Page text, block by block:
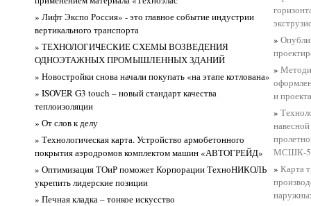
» Лифт Экспо Россия» - это главное событие индустрии
вертикального транспорта
» ТЕХНОЛОГИЧЕСКИЕ СХЕМЫ ВОЗВЕДЕНИЯ
ОДНОЭТАЖНЫХ ПРОМЫШЛЕННЫХ ЗДАНИЙ
» Новостройки снова начали покупать «на этапе котлована»
» ISOVER G3 touch – новый стандарт качества
теплоизоляции
» От слов к делу
» Технологическая карта. Устройство армобетонного
покрытия аэродромов комплектом машин «АВТОГРЕЙД»
» Оптимизация ТОиР поможет Корпорации ТехноНИКОЛЬ
укрепить лидерские позиции
» Печная кладка – тонкое искусство
»
»
и
»
МСШК-
» Карта